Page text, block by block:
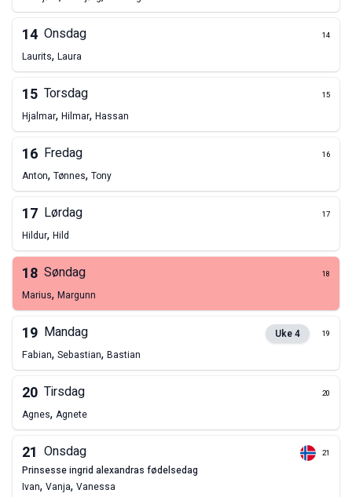
14 Onsdag 14
Laurits, Laura
15 Torsdag 15
Hjalmar, Hilmar, Hassan
16 Fredag 16
Anton, Tønnes, Tony
17 Lørdag 17
Hildur, Hild
18 Søndag 18
Marius, Margunn
19 Mandag Uke4 19
Fabian, Sebastian, Bastian
20 Tirsdag 20
Agnes, Agnete
21 Onsdag 21
prinsesse ingrid alexandras fødelsedag
Ivan, Vanja, Vanessa